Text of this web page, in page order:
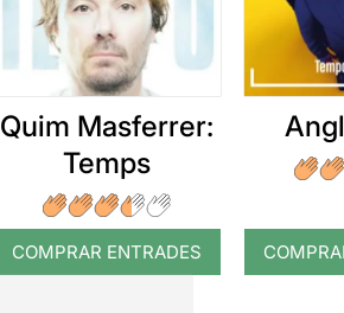
Quim Masferrer:
Temps
COMPRAR ENTRADES